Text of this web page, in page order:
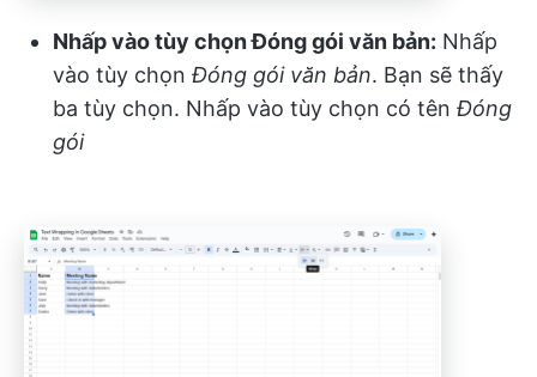
Nhấp vào tùy chọn Đóng gói văn bản: Nhấp
vào tùy chọn Đóng gói văn bản. Bạn sẽ thấy
ba tùy chọn. Nhấp vào tùy chọn có tên Đóng
gói